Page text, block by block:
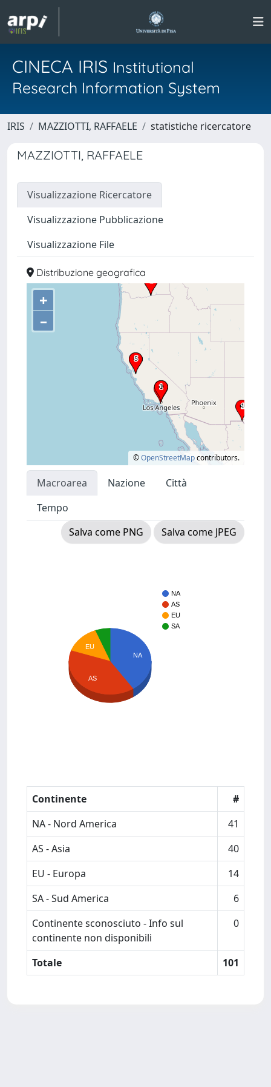
CINECA IRIS Institutional
Research Information System
IRIS MAZZIOTTI, RAFFAELE statistiche ricercatore
MAZZIOTTI, RAFFAELE
Visualizzazione Ricercatore
Visualizzazione Pubblicazione
Visualizzazione File
Distribuzione geografica
+
–
©OpenStreetMapcontributors.
Macroarea Nazione
Città
Tempo
Salva come PNG
Salva come JPEG
NA
AS
EU
SA
NA
EU
AS
Continente
#
NA - Nord America
41
AS - Asia
40
EU - Europa
14
SA - Sud America
6
Continente sconosciuto - Info sul
continente non disponibili
0
Totale 101